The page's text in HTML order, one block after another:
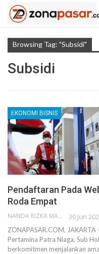
Browsing Tag: "Subsidi"
Subsidi
EKONOMI BISNIS
Pendaftaran Pada
Roda Empat
NANDA RIZKA MAHENDRA 30 Jun
ZONAPASAR.COM,
Pertamina Patra Niaga, Sub
berkomitmen menjalankan